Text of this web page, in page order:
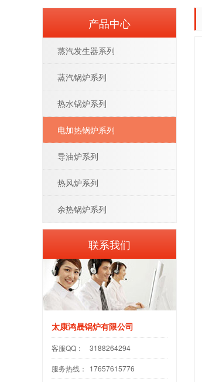
产品中心
蒸汽发生器系列
蒸汽锅炉系列
热水锅炉系列
电加热锅炉系列
导油炉系列
热风炉系列
余热锅炉系列
联系我们
太康鸿晟锅炉有限公司
客服QQ： 3188264294
服务热线： 17657615776